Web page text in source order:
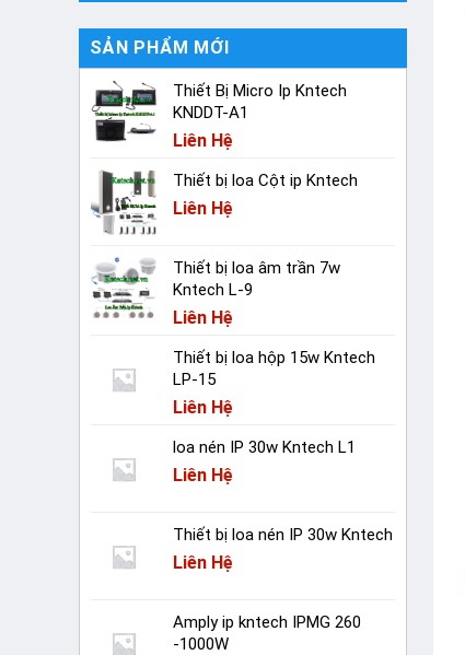
SẢN PHẨM MỚI
Thiết Bị Micro Ip Kntech
KNDDT-A1
Liên Hệ
Thiết bị loa Cột ip Kntech
Liên Hệ
Thiết bị loa âm trần 7w
Kntech L-9
Liên Hệ
Thiết bị loa hộp 15w Kntech
LP-15
Liên Hệ
loa nén IP 30w Kntech L1
Liên Hệ
Thiết bị loa nén IP 30w Kntech
Liên Hệ
Amply ip kntech IPMG 260
-1000W